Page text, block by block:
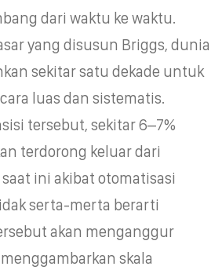
dari waktu ke waktu.
yang disusun Briggs, dunia
sekitar satu dekade untuk
luas dan sistematis.
tersebut, sekitar 6–7%
terdorong keluar dari
ini akibat otomatisasi
serta-merta berarti
akan menganggur
skala